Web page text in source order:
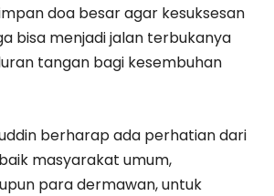
doa besar agar kesuksesan
bisa menjadi jalan terbukanya
tangan bagi kesembuhan
berharap ada perhatian dari
masyarakat umum,
para dermawan, untuk